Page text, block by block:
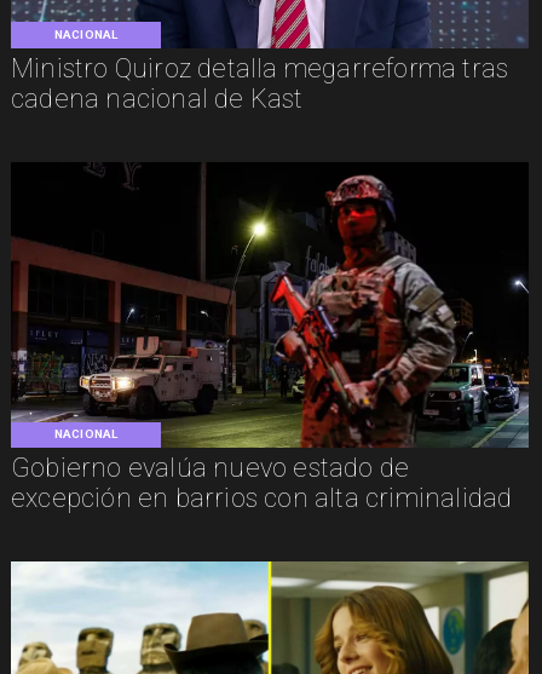
NACIONAL
Ministro Quiroz detalla megarreforma tras
cadena nacional de Kast
NACIONAL
Gobierno evalúa nuevo estado de
excepción en barrios con alta criminalidad